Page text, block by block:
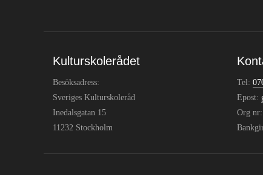
Kulturskolerådet
Besöksadress:
Sveriges Kulturskoleråd
Inedalsgatan 15
11232 Stockholm
Tel:
Epost:
Org